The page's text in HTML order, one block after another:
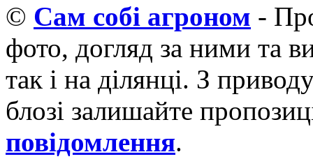
© Cам собі агроном -
фото, догляд за ними та
так і на ділянці. З
блозі залишайте
повідомлення.